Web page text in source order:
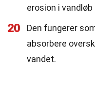
erosion i vandløb
20
Den fungerer
absorbere
vandet.